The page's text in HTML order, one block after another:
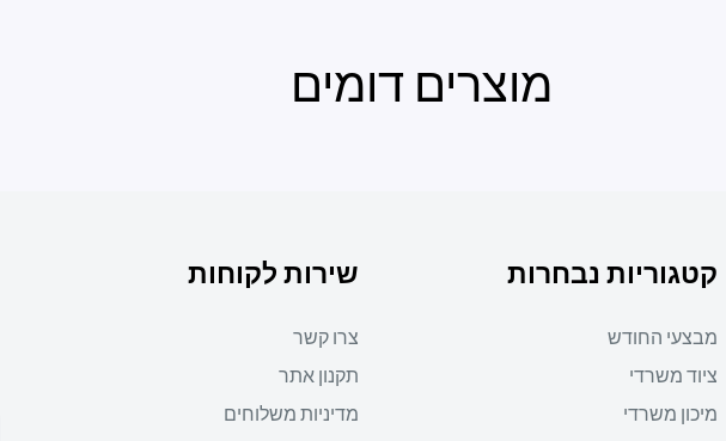
מוצרים דומים
קטגוריות נבחרות
מבצעי החודש
ציוד משרדי
מיכון משרדי
שירות לקוחות
צרו קשר
תקנון אתר
מדיניות משלוחים